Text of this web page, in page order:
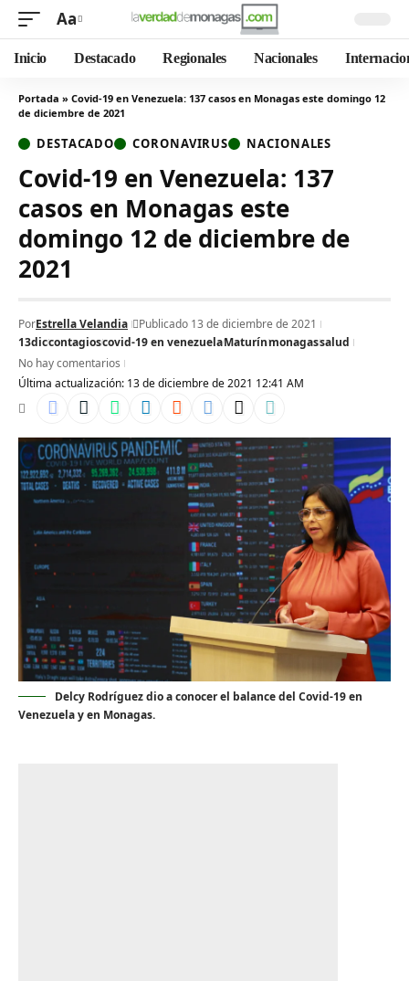
Aa
Inicio Destacado Regionales Nacionales
Portada » Covid-19 en Venezuela: 137 casos en Monagas este domingo 12
de diciembre de 2021
DESTACADO CORONAVIRUS NACIONALES
Covid-19 en Venezuela: 137
casos en Monagas este
domingo 12 de diciembre de
2021
Última actualización: 13 de diciembre de 2021 12:41 AM
PorEstrella Velandia
Publicado 13 de diciembre de 2021
13diccontagioscovid-19 en venezuelaMaturínmonagassalud
No hay comentarios
Delcy Rodríguez dio a conocer el balance del Covid-19 en
Venezuela y en Monagas.